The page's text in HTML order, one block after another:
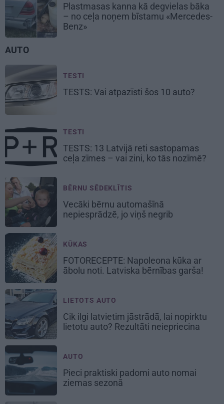
Plastmasas kanna kā degvielas bāka
– no ceļa noņem bīstamu «Mercedes-
Benz»
AUTO
TESTI
TESTS: Vai atpazīsti šos 10 auto?
TESTI
TESTS: 13 Latvijā reti sastopamas
ceļa zīmes – vai zini, ko tās nozīmē?
BĒRNU SĒDEKLĪTIS
Vecāki bērnu automašīnā
nepiesprādzē, jo viņš negrib
KŪKAS
FOTORECEPTE: Napoleona kūka ar
ābolu noti. Latviska bērnības garša!
LIETOTS AUTO
Cik ilgi latvietim jāstrādā, lai nopirktu
lietotu auto? Rezultāti neiepriecina
AUTO
Pieci praktiski padomi auto nomai
ziemas sezonā